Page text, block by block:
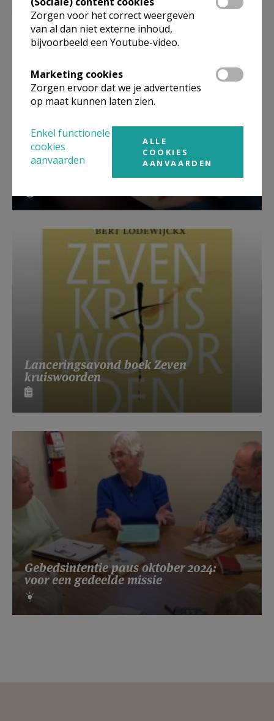
Lees meer
Beroepsvereniging Zorgpastores
Lanceringsavond boek Zeven
kruiswoorden
Gebedsintentie paus oktober 2024:
voor een gedeelde missie
Zorgen voor het correct weergeven
van al dan niet externe inhoud,
bijvoorbeeld een Youtube-video.
Marketing cookies
Zorgen ervoor dat we je advertenties
op maat kunnen laten zien.
Enkel functionele
cookies
aanvaarden
ALLE
COOKIES
AANVAARDEN